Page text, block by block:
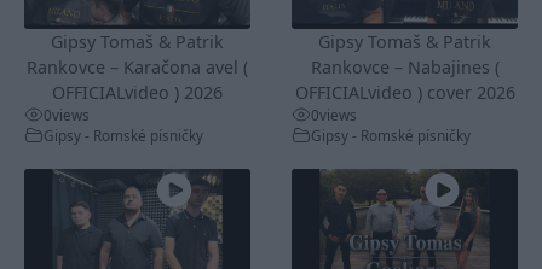
Gipsy Tomaš & Patrik
Rankovce – Karačona avel (
OFFICIALvideo ) 2026
0views
Gipsy - Romské písničky
Gipsy Tomaš & Patrik
Rankovce – Nabajines (
OFFICIALvideo ) cover 2026
0views
Gipsy - Romské písničky